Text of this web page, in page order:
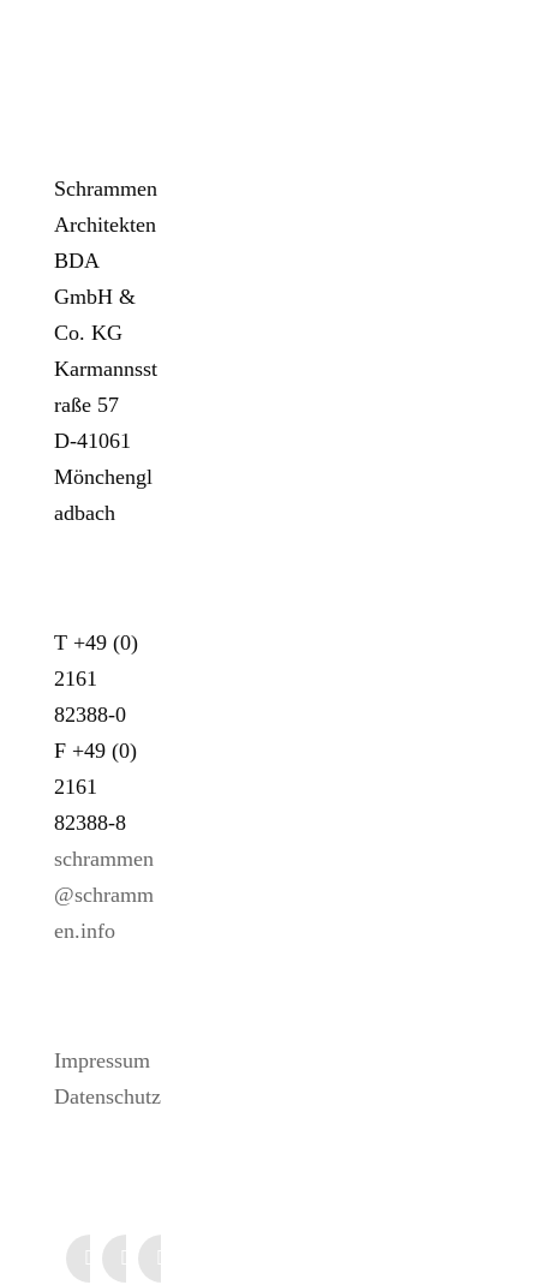
Schrammen
Architekten
BDA
GmbH &
Co. KG
Karmannsst
raße 57
D-41061
Mönchengl
adbach
T +49 (0)
2161
82388-0
F +49 (0)
2161
82388-8
schrammen
@schramm
en.info
Impressum
Datenschutz